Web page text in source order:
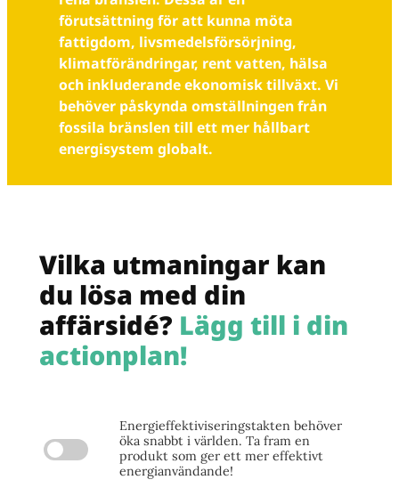
förutsättning för att kunna möta
fattigdom, livsmedelsförsörjning,
klimatförändringar, rent vatten, hälsa
och inkluderande ekonomisk tillväxt. Vi
behöver påskynda omställningen från
fossila bränslen till ett mer hållbart
energisystem globalt.
Vilka utmaningar kan
du lösa med din
affärsidé? Lägg till i din
actionplan!
Energieffektiviseringstakten behöver
öka snabbt i världen. Ta fram en
produkt som ger ett mer effektivt
energianvändande!